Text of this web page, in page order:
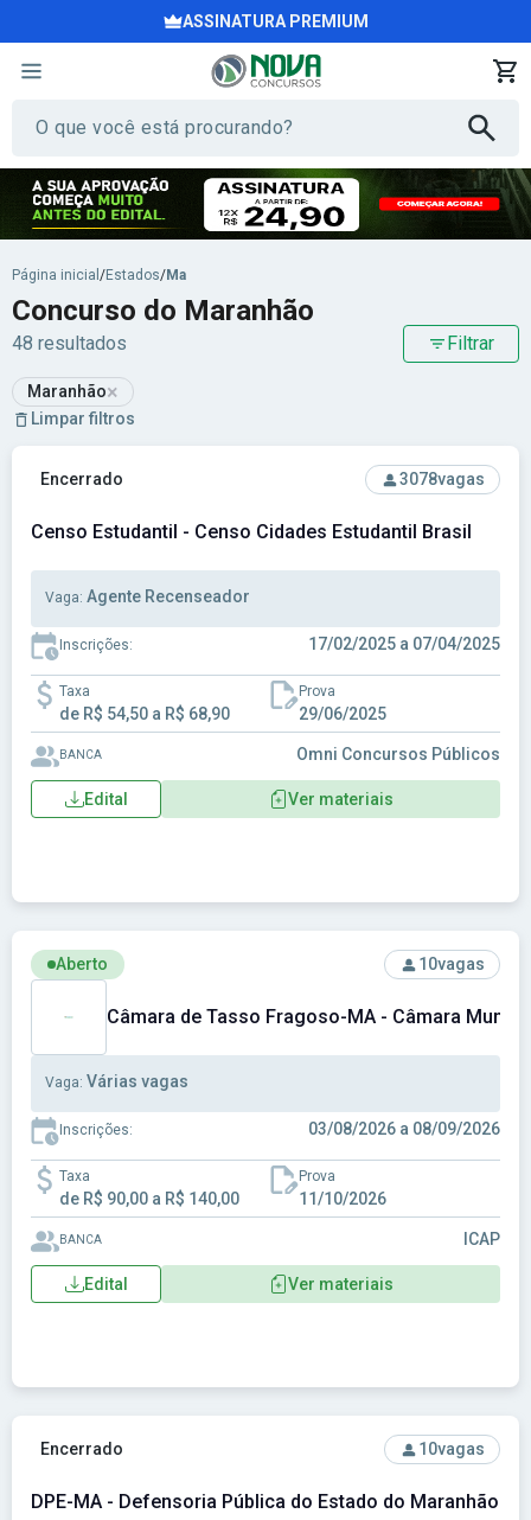
ASSINATURA PREMIUM
Página inicial /Estados/Ma
Concurso do Maranhão
48 resultados Filtrar
Maranhão×
Limpar filtros
Ver concurso: Censo Estudantil - Censo Cidades Estudantil
Encerrado 3078vagas
Censo Estudantil - Censo Cidades Estudantil Brasil
Vaga: Agente Recenseador
Inscrições: 17/02/2025 a 07/04/2025
Taxa
de R$ 54,50 a R$ 68,90
Prova
29/06/2025
BANCA Omni Concursos Públicos
Edital Ver materiais
Ver concurso: Câmara de Tasso Fragoso-MA - Câmara
Aberto 10vagas
Câmara de Tasso Fragoso-MA - Câmara
Vaga: Várias vagas
Inscrições: 03/08/2026 a 08/09/2026
Taxa
de R$ 90,00 a R$ 140,00
Prova
11/10/2026
BANCA ICAP
Edital Ver materiais
Ver concurso: DPE-MA - Defensoria Pública do Estado do
Encerrado 10vagas
DPE-MA - Defensoria Pública do Estado do Maranhão